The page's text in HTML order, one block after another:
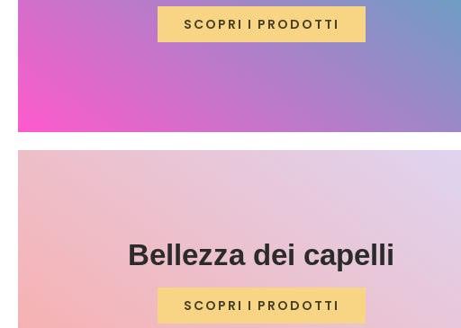
SCOPRI I PRODOTTI
Bellezza dei capelli
SCOPRI I PRODOTTI